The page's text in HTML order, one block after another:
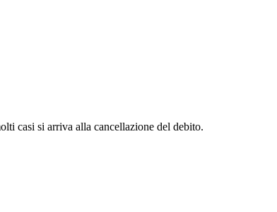
casi si arriva alla cancellazione del debito.